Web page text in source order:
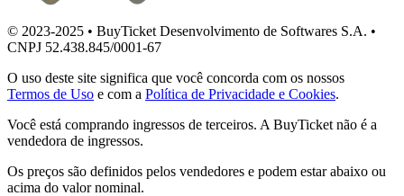
© 2023-2025 • BuyTicket Desenvolvimento de Softwares S.A. •
CNPJ 52.438.845/0001-67
O uso deste site significa que você concorda com os nossos
Termos de Uso e com a Política de Privacidade e Cookies.
Você está comprando ingressos de terceiros. A BuyTicket não é a
vendedora de ingressos.
Os preços são definidos pelos vendedores e podem estar abaixo ou
acima do valor nominal.